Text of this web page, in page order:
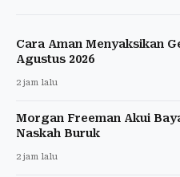
Cara Aman Menyaksikan
Agustus 2026
2 jam lalu
Morgan Freeman Akui
Naskah Buruk
2 jam lalu